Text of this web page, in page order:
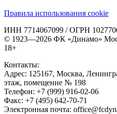
Правила использования cookie
ИНН 7714067099 / ОГРН
© 1923—2026 ФК «Динамо»
18+
Контакты:
Адрес: 125167, Москва,
этаж, помещение № 198
Телефон: +7 (999) 916-02-06
Факс: +7 (495) 642-70-71
Электронная почта: